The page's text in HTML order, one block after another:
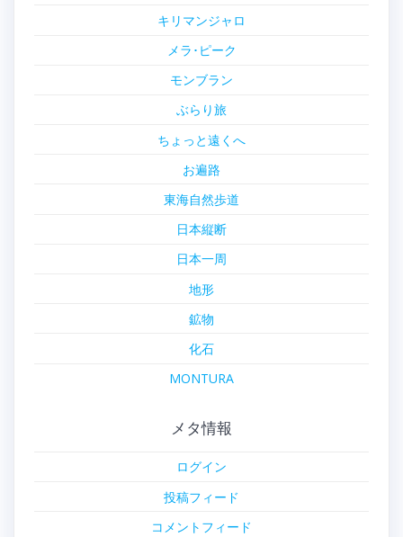
キリマンジャロ
メラ･ピーク
モンブラン
ぶらり旅
ちょっと遠くへ
お遍路
東海自然歩道
日本縦断
日本一周
地形
鉱物
化石
MONTURA
メタ情報
ログイン
投稿フィード
コメントフィード